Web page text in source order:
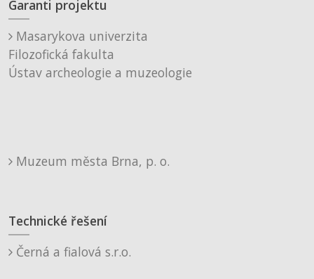
Garanti projektu
Masarykova univerzita
Filozofická fakulta
Ústav archeologie a muzeologie
Muzeum města Brna, p. o.
Technické řešení
Černá a fialová s.r.o.